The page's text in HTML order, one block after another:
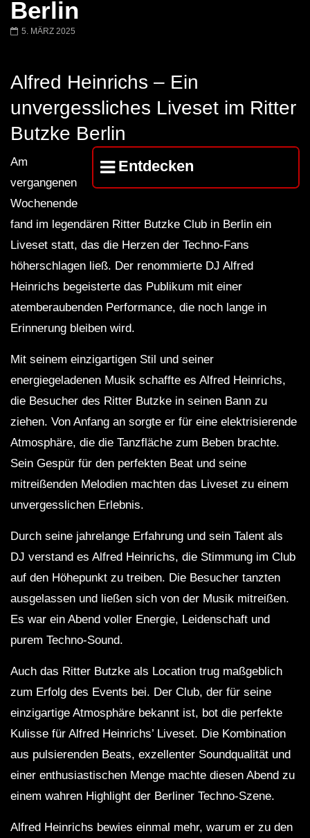
Berlin
5. MÄRZ 2025
Alfred Heinrichs – Ein
unvergessliches Liveset im Ritter
Butzke Berlin
Entdecken
Am
vergangenen
Wochenende
fand im legendären Ritter Butzke Club in Berlin ein
Liveset statt, das die Herzen der Techno-Fans
höherschlagen ließ. Der renommierte DJ Alfred
Heinrichs begeisterte das Publikum mit einer
atemberaubenden Performance, die noch lange in
Erinnerung bleiben wird.
Mit seinem einzigartigen Stil und seiner
energiegeladenen Musik schaffte es Alfred Heinrichs,
die Besucher des Ritter Butzke in seinen Bann zu
ziehen. Von Anfang an sorgte er für eine elektrisierende
Atmosphäre, die die Tanzfläche zum Beben brachte.
Sein Gespür für den perfekten Beat und seine
mitreißenden Melodien machten das Liveset zu einem
unvergesslichen Erlebnis.
Durch seine jahrelange Erfahrung und sein Talent als
DJ verstand es Alfred Heinrichs, die Stimmung im Club
auf den Höhepunkt zu treiben. Die Besucher tanzten
ausgelassen und ließen sich von der Musik mitreißen.
Es war ein Abend voller Energie, Leidenschaft und
purem Techno-Sound.
Auch das Ritter Butzke als Location trug maßgeblich
zum Erfolg des Events bei. Der Club, der für seine
einzigartige Atmosphäre bekannt ist, bot die perfekte
Kulisse für Alfred Heinrichs’ Liveset. Die Kombination
aus pulsierenden Beats, exzellenter Soundqualität und
einer enthusiastischen Menge machte diesen Abend zu
einem wahren Highlight der Berliner Techno-Szene.
Alfred Heinrichs bewies einmal mehr, warum er zu den